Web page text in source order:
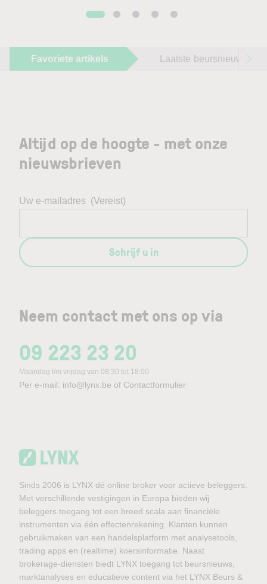
Favoriete artikels Laatste beursnieuws
Neem contact met ons op via
09 223 23 20
Maandag t/m vrijdag van 08:30 tot 18:00
Per e-mail: info@lynx.be of Contactformulier
Altijd op de hoogte - met onze
nieuwsbrieven
Uw e-mailadres (Vereist)
Schrijf u in
Sinds 2006 is LYNX dé online broker voor actieve beleggers.
Met verschillende vestigingen in Europa bieden wij
beleggers toegang tot een breed scala aan financiële
instrumenten via één effectenrekening. Klanten kunnen
gebruikmaken van een handelsplatform met analysetools,
trading apps en (realtime) koersinformatie. Naast
brokerage-diensten biedt LYNX toegang tot beursnieuws,
marktanalyses en educatieve content via het LYNX Beurs &